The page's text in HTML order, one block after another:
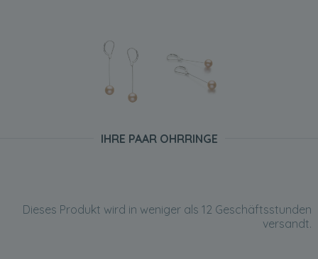
IHRE PAAR OHRRINGE
Dieses Produkt wird in weniger als 12 Geschäftsstunden
versandt.